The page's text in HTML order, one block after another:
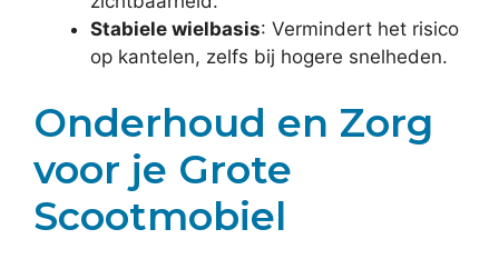
Stabiele wielbasis: Vermindert het risico
op kantelen, zelfs bij hogere snelheden.
Onderhoud en Zorg
voor je Grote
Scootmobiel